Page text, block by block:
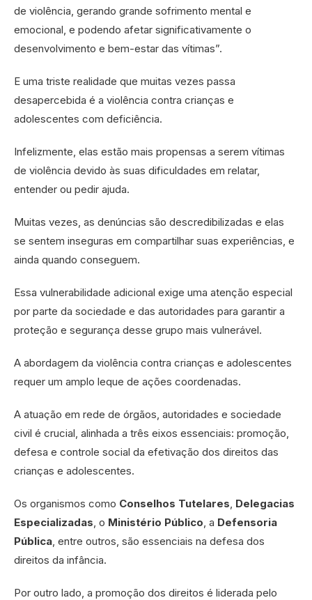
de violência, gerando grande sofrimento mental e
emocional, e podendo afetar significativamente o
desenvolvimento e bem-estar das vítimas”.
E uma triste realidade que muitas vezes passa
desapercebida é a violência contra crianças e
adolescentes com deficiência.
Infelizmente, elas estão mais propensas a serem vítimas
de violência devido às suas dificuldades em relatar,
entender ou pedir ajuda.
Muitas vezes, as denúncias são descredibilizadas e elas
se sentem inseguras em compartilhar suas experiências, e
ainda quando conseguem.
Essa vulnerabilidade adicional exige uma atenção especial
por parte da sociedade e das autoridades para garantir a
proteção e segurança desse grupo mais vulnerável.
A abordagem da violência contra crianças e adolescentes
requer um amplo leque de ações coordenadas.
A atuação em rede de órgãos, autoridades e sociedade
civil é crucial, alinhada a três eixos essenciais: promoção,
defesa e controle social da efetivação dos direitos das
crianças e adolescentes.
Os organismos como Conselhos Tutelares, Delegacias
Especializadas, o Ministério Público, a Defensoria
Pública, entre outros, são essenciais na defesa dos
direitos da infância.
Por outro lado, a promoção dos direitos é liderada pelo